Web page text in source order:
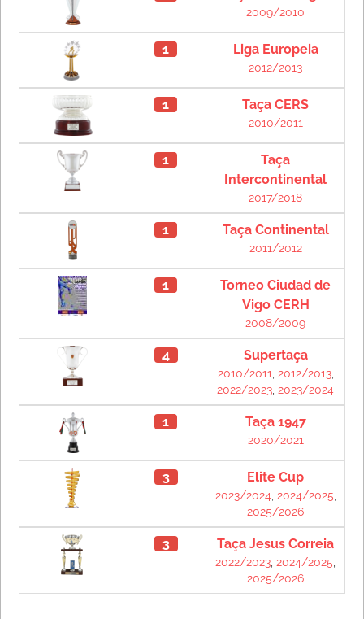
2009/2010
1 Liga Europeia
2012/2013
1 Taça CERS
2010/2011
1
Taça
Intercontinental
2017/2018
1 Taça Continental
2011/2012
1
Torneo Ciudad de
Vigo CERH
2008/2009
4 Supertaça
2010/2011 2012/2013,
2022/2023 2023/2024
1 Taça 1947
2020/2021
3 Elite Cup
2023/2024, 2024/2025
2025/2026
3 Taça Jesus Correia
2022/2023 2024/2025
2025/2026